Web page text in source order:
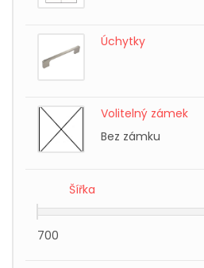
Úchytky
Volitelný zámek
Bez zámku
Šířka
700